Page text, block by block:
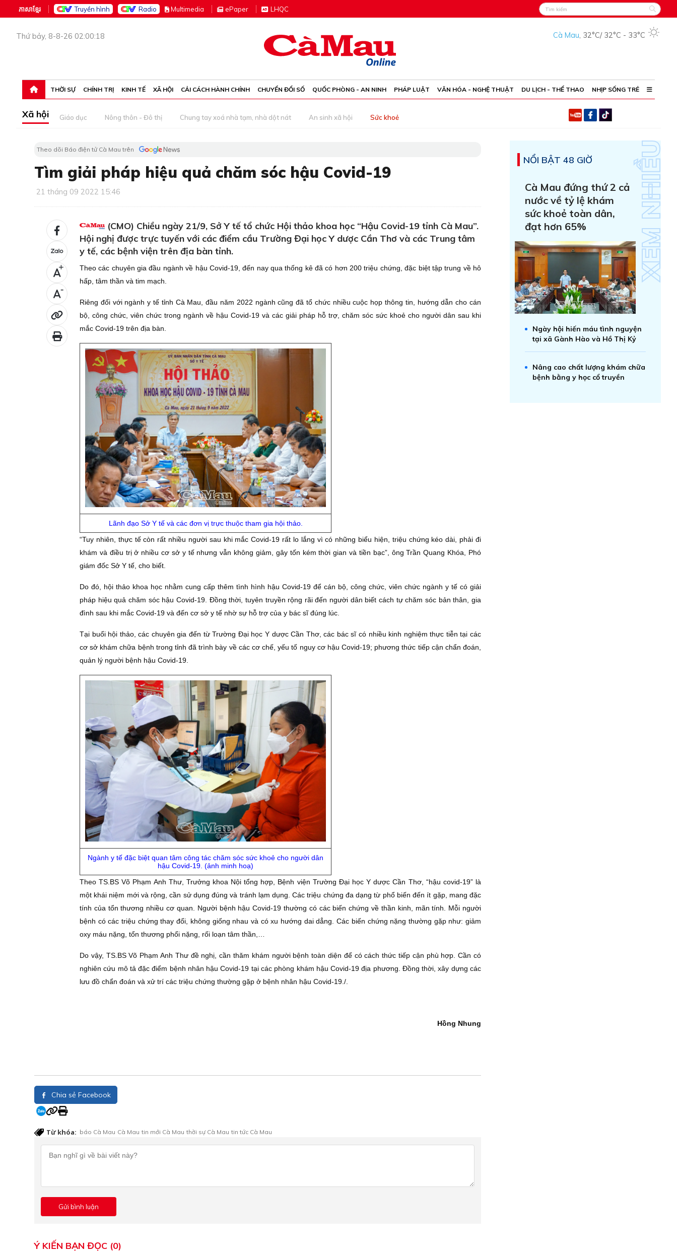
ភាសាខ្មែរ Truyền hình Radio Multimedia ePaper LHQC
Thứ bảy, 8-8-26 02:00:18 Cà Mau, 32°C/ 32°C - 33°C
THỜI SỰ CHÍNH TRỊ KINH TẾ XÃ HỘI CẢI CÁCH HÀNH CHÍNH CHUYỂN ĐỔI SỐ QUỐC PHÒNG - AN NINH PHÁP LUẬT VĂN HÓA - NGHỆ THUẬT DU LỊCH - THỂ THAO NHỊP SỐNG TRẺ
Xã hội Giáo dục Nông thôn - Đô thị Chung tay xoá nhà tạm, nhà dột nát An sinh xã hội Sức khoẻ
Theo dõi Báo điện tử Cà Mau trên
Tìm giải pháp hiệu quả chăm sóc hậu Covid-19
21 tháng 09 2022 15:46
+
-
(CMO) Chiều ngày 21/9, Sở Y tế tổ chức Hội thảo khoa học “Hậu Covid-19 tỉnh Cà Mau”.
Hội nghị được trực tuyến với các điểm cầu Trường Đại học Y dược Cần Thơ và các Trung tâm
y tế, các bệnh viện trên địa bàn tỉnh.
Theo các chuyên gia đầu ngành về hậu Covid-19, đến nay qua thống kê đã có hơn 200 triệu chứng, đặc biệt tập trung về hô
hấp, tâm thần và tim mạch.
Riêng đối với ngành y tế tỉnh Cà Mau, đầu năm 2022 ngành cũng đã tổ chức nhiều cuộc họp thông tin, hướng dẫn cho cán
bộ, công chức, viên chức trong ngành về hậu Covid-19 và các giải pháp hỗ trợ, chăm sóc sức khoẻ cho người dân sau khi
mắc Covid-19 trên địa bàn.
Lãnh đạo Sở Y tế và các đơn vị trực thuộc tham gia hội thảo.
“Tuy nhiên, thực tế còn rất nhiều người sau khi mắc Covid-19 rất lo lắng vì có những biểu hiện, triệu chứng kéo dài, phải đi
khám và điều trị ở nhiều cơ sở y tế nhưng vẫn không giảm, gây tốn kém thời gian và tiền bạc”, ông Trần Quang Khóa, Phó
giám đốc Sở Y tế, cho biết.
Do đó, hội thảo khoa học nhằm cung cấp thêm tình hình hậu Covid-19 để cán bộ, công chức, viên chức ngành y tế có giải
pháp hiệu quả chăm sóc hậu Covid-19. Đồng thời, tuyên truyền rộng rãi đến người dân biết cách tự chăm sóc bản thân, gia
đình sau khi mắc Covid-19 và đến cơ sở y tế nhờ sự hỗ trợ của y bác sĩ đúng lúc.
Tại buổi hội thảo, các chuyên gia đến từ Trường Đại học Y dược Cần Thơ, các bác sĩ có nhiều kinh nghiệm thực tiễn tại các
cơ sở khám chữa bệnh trong tỉnh đã trình bày về các cơ chế, yếu tố nguy cơ hậu Covid-19; phương thức tiếp cận chẩn đoán,
quản lý người bệnh hậu Covid-19.
Ngành y tế đặc biệt quan tâm công tác chăm sóc sức khoẻ cho người dân
hậu Covid-19. (ảnh minh hoạ)
Theo TS.BS Võ Phạm Anh Thư, Trưởng khoa Nội tổng hợp, Bệnh viện Trường Đại học Y dược Cần Thơ, “hậu covid-19” là
một khái niệm mới và rộng, cần sử dụng đúng và tránh lạm dụng. Các triệu chứng đa dạng từ phổ biến đến ít gặp, mang đặc
tính của tổn thương nhiều cơ quan. Người bệnh hậu Covid-19 thường có các biến chứng về thần kinh, mãn tính. Mỗi người
bệnh có các triệu chứng thay đổi, không giống nhau và có xu hướng dai dẳng. Các biến chứng nặng thường gặp như: giảm
oxy máu nặng, tổn thương phổi nặng, rối loạn tâm thần,…
Do vậy, TS.BS Võ Phạm Anh Thư đề nghị, cần thăm khám người bệnh toàn diện để có cách thức tiếp cận phù hợp. Cần có
nghiên cứu mô tả đặc điểm bệnh nhân hậu Covid-19 tại các phòng khám hậu Covid-19 địa phương. Đồng thời, xây dựng các
lưu đồ chẩn đoán và xử trí các triệu chứng thường gặp ở bệnh nhân hậu Covid-19./.
Hồng Nhung
Chia sẻ Facebook
Từ khóa: báo Cà Mau Cà Mau tin mới Cà Mau thời sự Cà Mau tin tức Cà Mau
Ý KIẾN BẠN ĐỌC (0)
NỔI BẬT 48 GIỜ
Cà Mau đứng thứ 2 cả
nước về tỷ lệ khám
sức khoẻ toàn dân,
đạt hơn 65%
Ngày hội hiến máu tình nguyện
tại xã Gành Hào và Hồ Thị Kỷ
Nâng cao chất lượng khám chữa
bệnh bằng y học cổ truyền